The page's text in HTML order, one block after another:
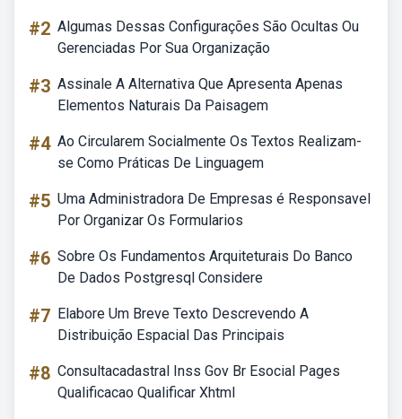
#2 Algumas Dessas Configurações São Ocultas Ou
Gerenciadas Por Sua Organização
#3 Assinale A Alternativa Que Apresenta Apenas
Elementos Naturais Da Paisagem
#4 Ao Circularem Socialmente Os Textos Realizam-
se Como Práticas De Linguagem
#5 Uma Administradora De Empresas é Responsavel
Por Organizar Os Formularios
#6 Sobre Os Fundamentos Arquiteturais Do Banco
De Dados Postgresql Considere
#7 Elabore Um Breve Texto Descrevendo A
Distribuição Espacial Das Principais
#8 Consultacadastral Inss Gov Br Esocial Pages
Qualificacao Qualificar Xhtml